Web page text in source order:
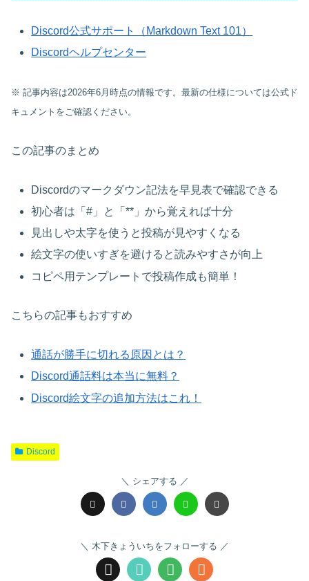
Discord公式サポート（Markdown Text 101）
Discordヘルプセンター
※ 記事内容は2026年6月時点の情報です。最新の仕様については公式ド
キュメントをご確認ください。
この記事のまとめ
Discordのマークダウン記法を早見表で確認できる
初心者は「#」と「**」から覚えれば十分
見出しや太字を使うと投稿が見やすくなる
絵文字の使いすぎを避けると読みやすさが向上
コピペ用テンプレートで投稿作成も簡単！
こちらの記事もおすすめ
通話が勝手に切れる原因とは？
Discord通話料は本当に無料？
Discord絵文字の追加方法はこれ！
Discord
シェアする
木下きょういちをフォローする